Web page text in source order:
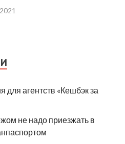
для агентств «Кешбэк за
не надо приезжать в